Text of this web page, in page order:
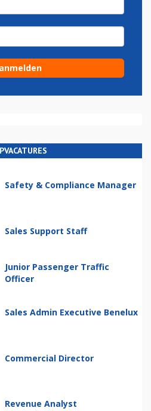
Safety & Compliance Manager
Sales Support Staff
Junior Passenger Traffic
Officer
Sales Admin Executive Benelux
Commercial Director
Revenue Analyst